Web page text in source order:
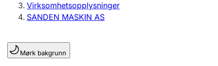
Enkeltpersonforetak
Registrere, endre, slette
Lag og forening
Virksomhetsopplysninger
SANDEN MASKIN AS
Mørk bakgrunn